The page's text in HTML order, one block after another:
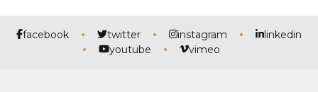
facebook twitter instagram
linkedin
youtube
vimeo